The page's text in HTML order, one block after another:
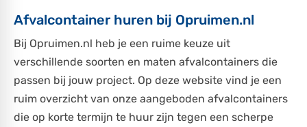
Afvalcontainer huren bij Opruimen.nl
Bij Opruimen.nl heb je een ruime keuze uit
verschillende soorten en maten afvalcontainers die
passen bij jouw project. Op deze website vind je een
ruim overzicht van onze aangeboden afvalcontainers
die op korte termijn te huur zijn tegen een scherpe